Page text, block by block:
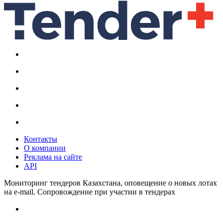
Контакты
О компании
Реклама на сайте
API
Мониторинг тендеров Казахстана, оповещение о новых лотах
на e-mail. Сопровождение при участии в тендерах